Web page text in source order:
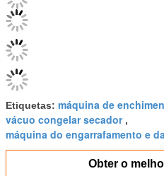
Etiquetas:máquina de
vácuo congelar secador,
máquina do engarrafamento e